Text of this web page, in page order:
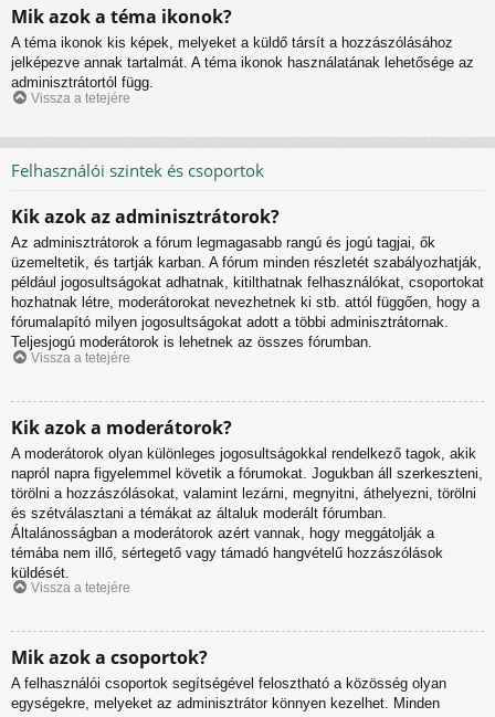
Mik azok a téma ikonok?
A téma ikonok kis képek, melyeket a küldő társít a hozzászólásához
jelképezve annak tartalmát. A téma ikonok használatának lehetősége az
adminisztrátortól függ.
Vissza a tetejére
Felhasználói szintek és csoportok
Kik azok az adminisztrátorok?
Az adminisztrátorok a fórum legmagasabb rangú és jogú tagjai, ők
üzemeltetik, és tartják karban. A fórum minden részletét szabályozhatják,
például jogosultságokat adhatnak, kitilthatnak felhasználókat, csoportokat
hozhatnak létre, moderátorokat nevezhetnek ki stb. attól függően, hogy a
fórumalapító milyen jogosultságokat adott a többi adminisztrátornak.
Teljesjogú moderátorok is lehetnek az összes fórumban.
Vissza a tetejére
Kik azok a moderátorok?
A moderátorok olyan különleges jogosultságokkal rendelkező tagok, akik
napról napra figyelemmel követik a fórumokat. Jogukban áll szerkeszteni,
törölni a hozzászólásokat, valamint lezárni, megnyitni, áthelyezni, törölni
és szétválasztani a témákat az általuk moderált fórumban.
Általánosságban a moderátorok azért vannak, hogy meggátolják a
témába nem illő, sértegető vagy támadó hangvételű hozzászólások
küldését.
Vissza a tetejére
Mik azok a csoportok?
A felhasználói csoportok segítségével felosztható a közösség olyan
egységekre, melyeket az adminisztrátor könnyen kezelhet. Minden